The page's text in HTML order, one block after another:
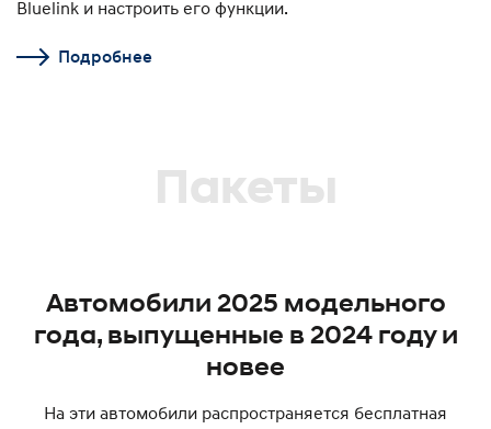
Bluelink и настроить его функции.
Подробнее
Пакеты
Автомобили 2025 модельного
года, выпущенные в 2024 году и
новее
На эти автомобили распространяется бесплатная